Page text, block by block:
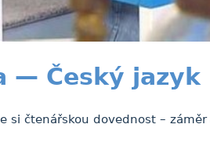
— Český
si čtenářskou dovednost –